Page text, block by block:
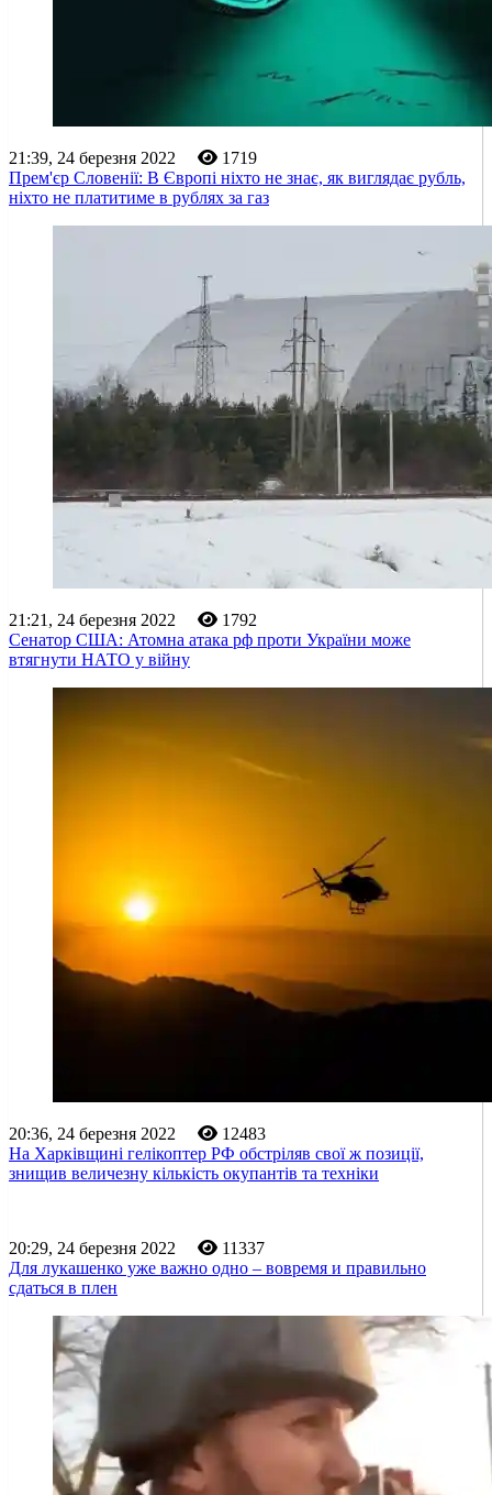
21:39, 24 березня 2022
1719
Прем'єр Словенії: В Європі ніхто не знає, як виглядає рубль,
ніхто не платитиме в рублях за газ
21:21, 24 березня 2022
1792
Сенатор США: Атомна атака рф проти України може
втягнути НАТО у війну
20:36, 24 березня 2022
12483
На Харківщині гелікоптер РФ обстріляв свої ж позиції,
знищив величезну кількість окупантів та техніки
20:29, 24 березня 2022
11337
Для лукашенко уже важно одно – вовремя и правильно
сдаться в плен